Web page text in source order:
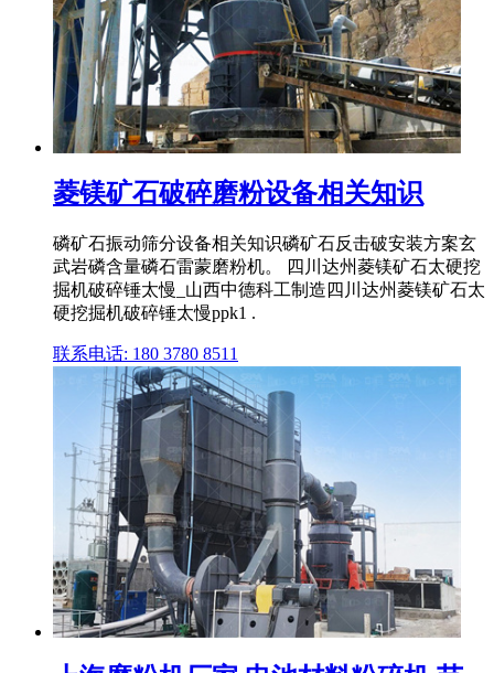
菱镁矿石破碎磨粉设备相关知识
磷矿石振动筛分设备相关知识磷矿石反击破安装方案玄
武岩磷含量磷石雷蒙磨粉机。 四川达州菱镁矿石太硬挖
掘机破碎锤太慢_山西中德科工制造四川达州菱镁矿石太
硬挖掘机破碎锤太慢ppk1 .
联系电话: 180 3780 8511